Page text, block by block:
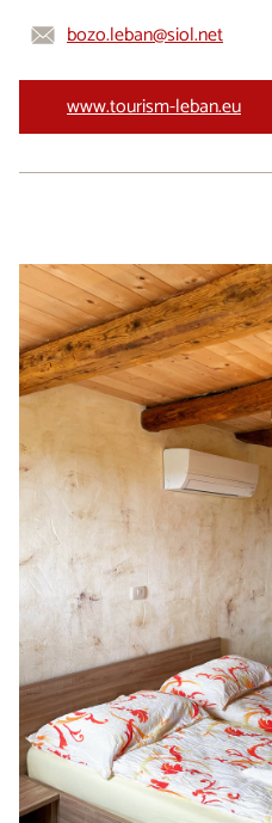
bozo.leban@siol.net
www.tourism-leban.eu